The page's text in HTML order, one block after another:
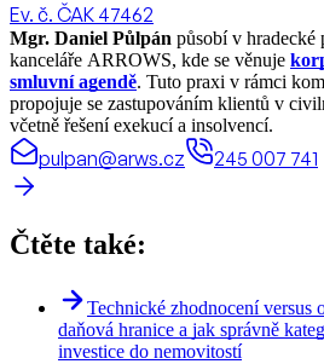
Ev. č. ČAK 47462
Mgr. Daniel Půlpán působí v hradecké
kanceláře ARROWS, kde se věnuje
smluvní agendě. Tuto praxi v rámci
propojuje se zastupováním klientů v
včetně řešení exekucí a insolvencí.
pulpan@arws.cz 245 007 741
Čtěte také:
Technické zhodnocení versus
daňová hranice a jak správně
investice do nemovitostí